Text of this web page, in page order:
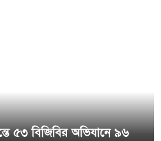
৫৩ বিজিবির অভিযানে ৯৬